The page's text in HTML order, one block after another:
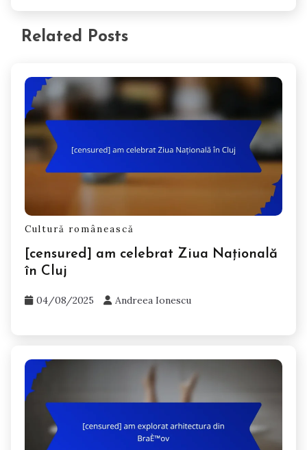
Related Posts
Cultură românească
[censured] am celebrat Ziua Națională
în Cluj
04/08/2025 Andreea Ionescu